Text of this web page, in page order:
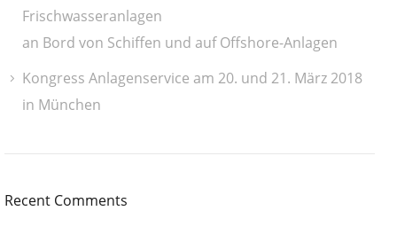
Frischwasseranlagen
an Bord von Schiffen und auf Offshore-Anlagen
Kongress Anlagenservice am 20. und 21. März 2018
in München
Recent Comments